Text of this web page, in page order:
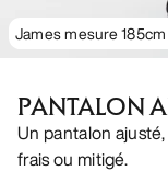
James mesure
PANTALON
Un pantalon
frais ou mitigé.